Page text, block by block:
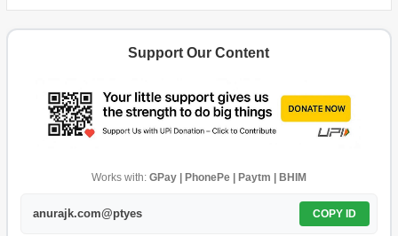
Support Our Content
Works with: GPay | PhonePe | Paytm | BHIM
anurajk.com@ptyes COPY ID